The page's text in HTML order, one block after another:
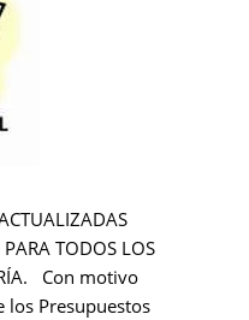
TODOS LOS
Con motivo
los Presupuestos